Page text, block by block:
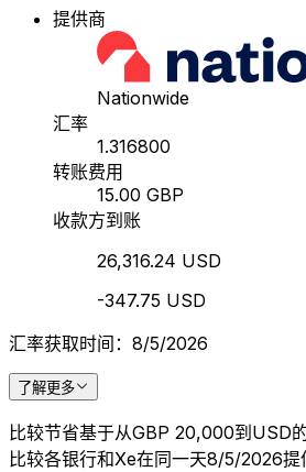
提供商
Nationwide
汇率
1.316800
转账费用
15.00 GBP
收款方到账
26,316.24 USD
-347.75 USD
汇率获取时间：8/5/2026
了解更多
比较节省基于从GBP 20,000到USD
比较各银行和Xe在同一天8/5/2026提